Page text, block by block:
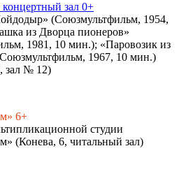
зал 0+
(Союзмультфильм, 1954,
из Дворца пионеров»
1981, 10 мин.); «Паровозик из
1967, 10 мин.)
зал № 12)
6+
студии
(Конева, 6, читальный зал)